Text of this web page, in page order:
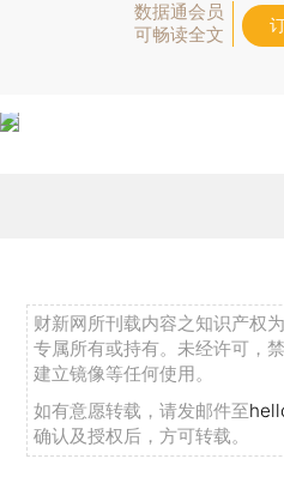
数据通会员
可畅读全文
财新网所刊载内容之知识产权
专属所有或持有。未经许可，
建立镜像等任何使用。
如有意愿转载，请发邮件至
确认及授权后，方可转载。